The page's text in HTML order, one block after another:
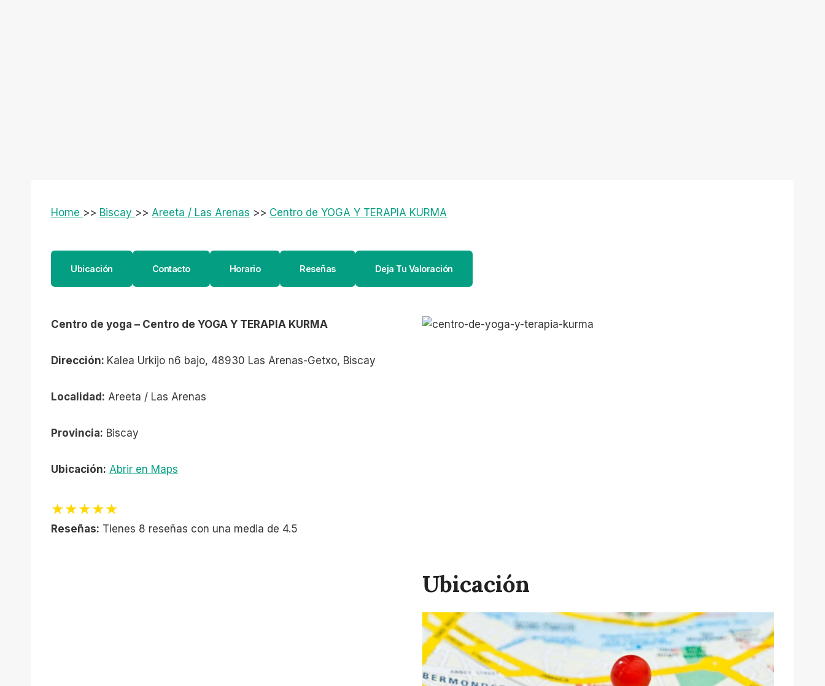
Home >> Biscay >> Areeta / Las Arenas >> Centro de YOGA Y TERAPIA KURMA
Ubicación Contacto Horario Reseñas Deja Tu Valoración
Centro de yoga – Centro de YOGA Y TERAPIA KURMA
Dirección: Kalea Urkijo n6 bajo, 48930 Las Arenas-Getxo, Biscay
Localidad: Areeta / Las Arenas
Provincia: Biscay
Ubicación: Abrir en Maps
★★★★★
Reseñas: Tienes 8 reseñas con una media de 4.5
Ubicación